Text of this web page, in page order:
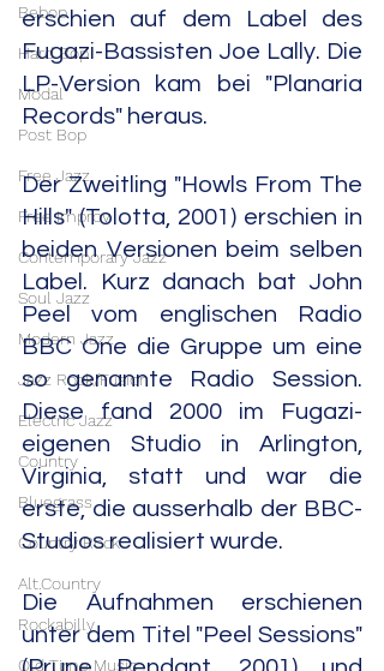
Bebop
Hard Bop
Modal
Post Bop
Free Jazz
Free Improv
Contemporary Jazz
Soul Jazz
Modern Jazz
Jazz Rock/Fusion
Electric Jazz
Country
Bluegrass
Country Rock
Alt.Country
Rockabilly
Old Time Music
erschien auf dem Label des
Fugazi-Bassisten Joe Lally. Die
LP-Version kam bei "Planaria
Records" heraus.
Der Zweitling "Howls From The
Hills" (Tolotta, 2001) erschien in
beiden Versionen beim selben
Label. Kurz danach bat John
Peel vom englischen Radio
BBC One die Gruppe um eine
so genannte Radio Session.
Diese fand 2000 im Fugazi-
eigenen Studio in Arlington,
Virginia, statt und war die
erste, die ausserhalb der BBC-
Studios realisiert wurde.
Die Aufnahmen erschienen
unter dem Titel "Peel Sessions"